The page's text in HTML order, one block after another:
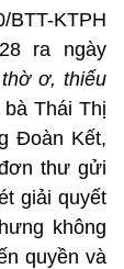
BTT-KTPH
ra ngày
ơ, thiếu
Thái Thị
Đoàn Kết,
thư gửi
giải quyết
không
quyền và